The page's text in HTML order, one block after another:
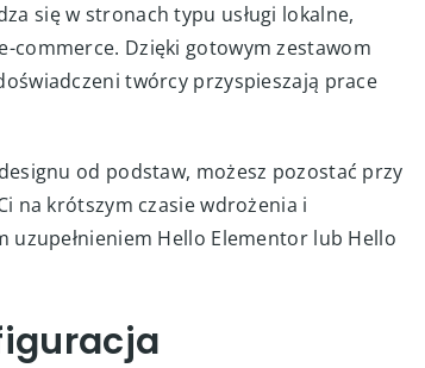
się w stronach typu usługi lokalne,
commerce. Dzięki gotowym zestawom
twórcy przyspieszają prace
od podstaw, możesz pozostać przy
na krótszym czasie wdrożenia i
Hello Elementor lub Hello